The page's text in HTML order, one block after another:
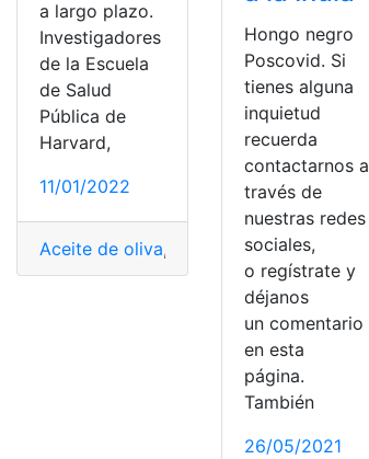
a largo plazo.
Investigadores
de la Escuela
de Salud
Pública de
Harvard,
11/01/2022
Aceite de oliva, Investigación
Hongo negro
Poscovid. Si
tienes alguna
inquietud
recuerda
contactarnos a
través de
nuestras redes
sociales,
o regístrate y
déjanos
un comentario
en esta
página.
También
26/05/2021